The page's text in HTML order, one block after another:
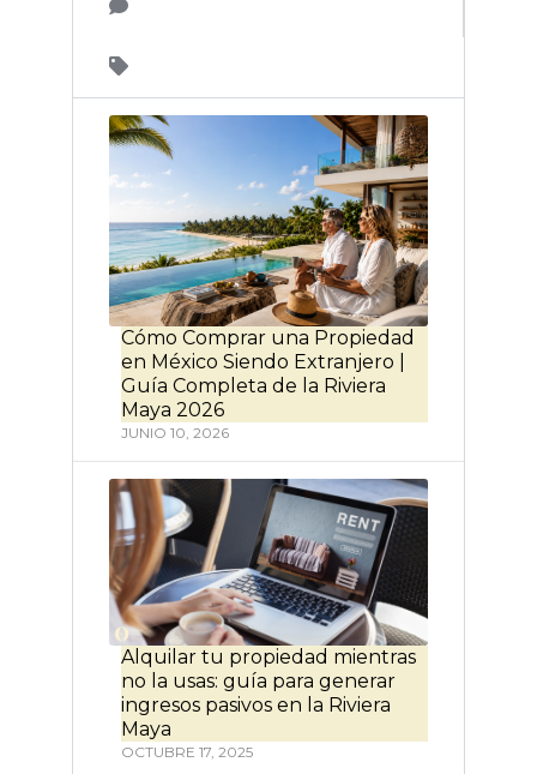
Cómo Comprar una Propiedad
en México Siendo Extranjero |
Guía Completa de la Riviera
Maya 2026
JUNIO 10, 2026
Alquilar tu propiedad mientras
no la usas: guía para generar
ingresos pasivos en la Riviera
Maya
OCTUBRE 17, 2025